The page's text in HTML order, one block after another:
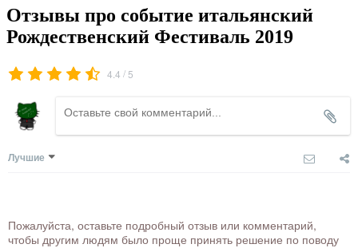
Отзывы про событие итальянский
Рождественский Фестиваль 2019
4.4 / 5
Лучшие
Пожалуйста, оставьте подробный отзыв или комментарий,
чтобы другим людям было проще принять решение по поводу